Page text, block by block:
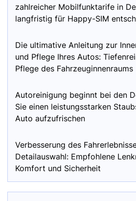
zahlreicher Mobilfunktarife in
langfristig für Happy-SIM
Die ultimative Anleitung zur
und Pflege Ihres Autos:
Pflege des Fahrzeuginnenraums
Autoreinigung beginnt bei den
Sie einen leistungsstarken
Auto aufzufrischen
Verbesserung des
Detailauswahl: Empfohlene
Komfort und Sicherheit